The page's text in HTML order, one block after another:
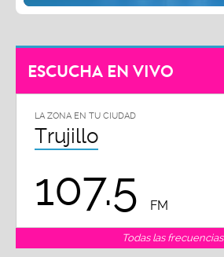
ESCUCHA EN VIVO
LA ZONA EN TU CIUDAD
Chiclayo
102.3 FM
Todas las frecuencias